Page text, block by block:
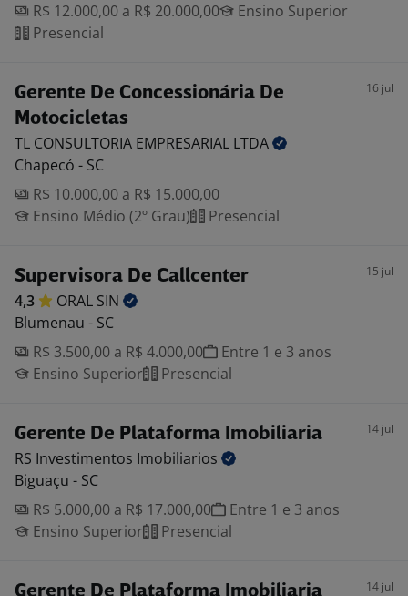
R$ 12.000,00 a R$ 20.000,00
Ensino Superior
Presencial
Gerente De Concessionária De
Motocicletas
16 jul
TL CONSULTORIA EMPRESARIAL LTDA
Chapecó - SC
R$ 10.000,00 a R$ 15.000,00
Ensino Médio (2º Grau)
Presencial
Supervisora De Callcenter 15 jul
4,3 ORAL SIN
Blumenau - SC
R$ 3.500,00 a R$ 4.000,00
Entre 1 e 3 anos
Ensino Superior
Presencial
Gerente De Plataforma Imobiliaria 14 jul
RS Investimentos Imobiliarios
Biguaçu - SC
R$ 5.000,00 a R$ 17.000,00
Entre 1 e 3 anos
Ensino Superior
Presencial
Gerente De Plataforma Imobiliaria 14 jul